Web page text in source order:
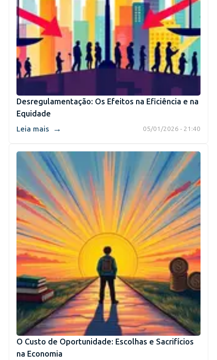
Desregulamentação: Os Efeitos na Eficiência e na
Equidade
05/01/2026 - 21:40
Leia mais →
O Custo de Oportunidade: Escolhas e Sacrifícios
na Economia